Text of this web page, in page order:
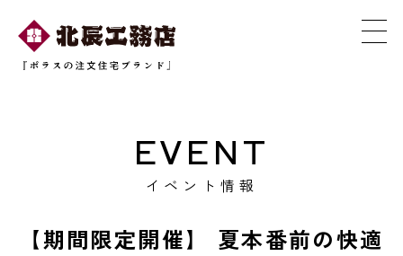
EVENT
イベント情報
【期間限定開催】 夏本番前の快適